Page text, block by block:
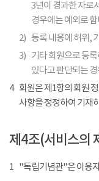
3년이 경과한 자로
경우에는 예외로 합
2) 등록 내용에 허위,
3) 기타 회원으로 등
있다고 판단되는
4
회원은 제1항의 회원
사항을 정정하여 기재
제4조(서비스의
1 "독립기념관"은 이용